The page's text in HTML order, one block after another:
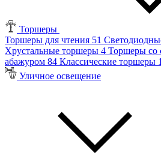
Торшеры
Торшеры для чтения 51
Хрустальные торшеры 4 Торшеры со
абажуром 84 Классические торшеры
Уличное освещение